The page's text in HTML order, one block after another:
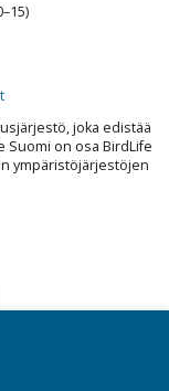
joka edistää
on osa BirdLife
ympäristöjärjestöjen